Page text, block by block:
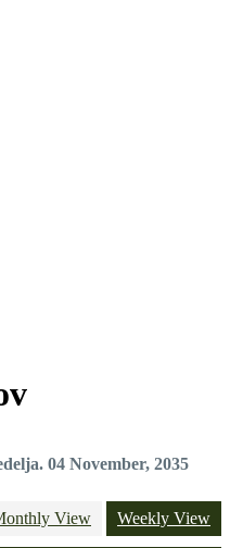
04 November, 2035
View Weekly View